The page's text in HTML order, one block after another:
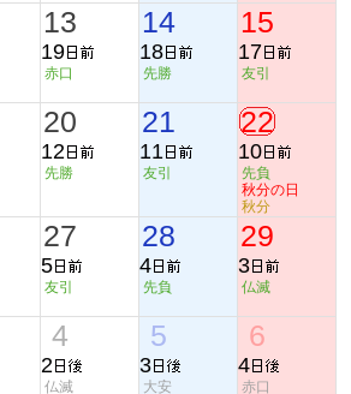
13
19
赤口
14
18
先勝
15
17
友引
20
12
先勝
21
11
友引
22
10
先負
秋分の日
秋分
27
5
友引
28
4
先負
29
3
仏滅
4
2
仏滅
5
3
大安
6
4
赤口